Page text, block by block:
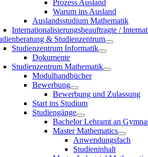
Prozess Ausland
Warum ins Ausland
Auslandsstudium Mathematik
Internationalisierungsbeauftragte /
& Studienzentrum
Studienzentrum Informatik
Dokumente
Studienzentrum Mathematik
Modulhandbücher
Bewerbung
Bewerbung und Zulassung
Start ins Studium
Studiengänge
Bachelor Lehramt an
Master Mathematics
Anwendungsfach
Studieninhalt